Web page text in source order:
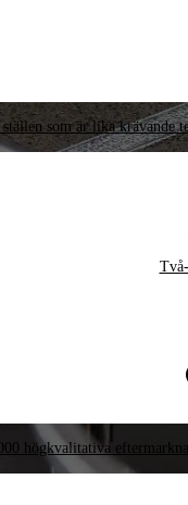
som är lika krävande
högkvalitativa